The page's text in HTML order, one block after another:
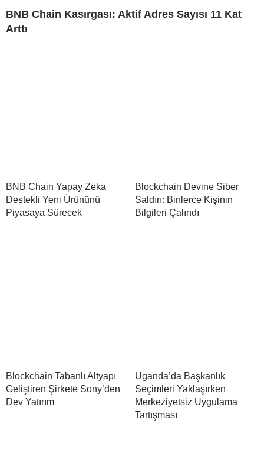
BNB Chain Kasırgası: Aktif Adres Sayısı 11 Kat
Arttı
BNB Chain Yapay Zeka
Destekli Yeni Ürününü
Piyasaya Sürecek
Blockchain Devine Siber
Saldırı: Binlerce Kişinin
Bilgileri Çalındı
Blockchain Tabanlı Altyapı
Geliştiren Şirkete Sony’den
Dev Yatırım
Uganda’da Başkanlık
Seçimleri Yaklaşırken
Merkeziyetsiz Uygulama
Tartışması